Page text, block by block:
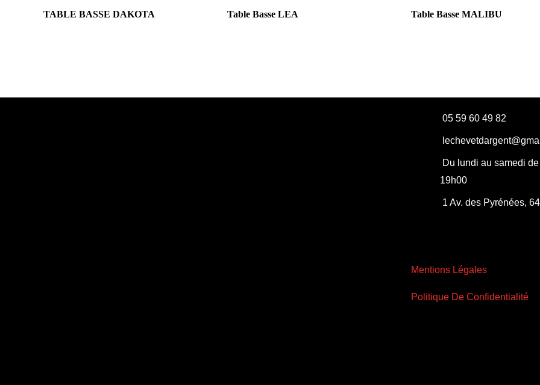
TABLE BASSE DAKOTA Table Basse LEA Table Basse MALIBU
05 59 60 49 82
Du lundi au samedi
19h00
1 Av. des Pyrénées,
Mentions Légales
Politique De Confidentialité